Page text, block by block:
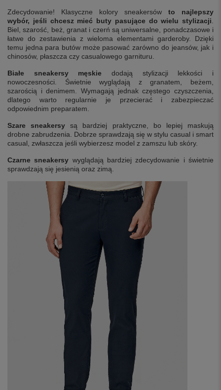
Zdecydowanie! Klasyczne kolory sneakersów to najlepszy
wybór, jeśli chcesz mieć buty pasujące do wielu stylizacji
Biel, szarość, beż, granat i czerń są uniwersalne, ponadczasowe i
łatwe do zestawienia z wieloma elementami garderoby. Dzięki
temu jedna para butów może pasować zarówno do jeansów, jak i
chinosów, płaszcza czy casualowego garnituru.
Białe sneakersy męskie dodają stylizacji lekkości i
nowoczesności. Świetnie wyglądają z granatem, beżem,
szarością i denimem. Wymagają jednak częstego czyszczenia,
dlatego warto regularnie je przecierać i zabezpieczać
odpowiednim preparatem.
Szare sneakersy są bardziej praktyczne, bo lepiej maskują
drobne zabrudzenia. Dobrze sprawdzają się w stylu casual i smart
casual, zwłaszcza jeśli wybierzesz model z zamszu lub skóry.
Czarne sneakersy wyglądają bardziej zdecydowanie i świetnie
sprawdzają się jesienią oraz zimą.